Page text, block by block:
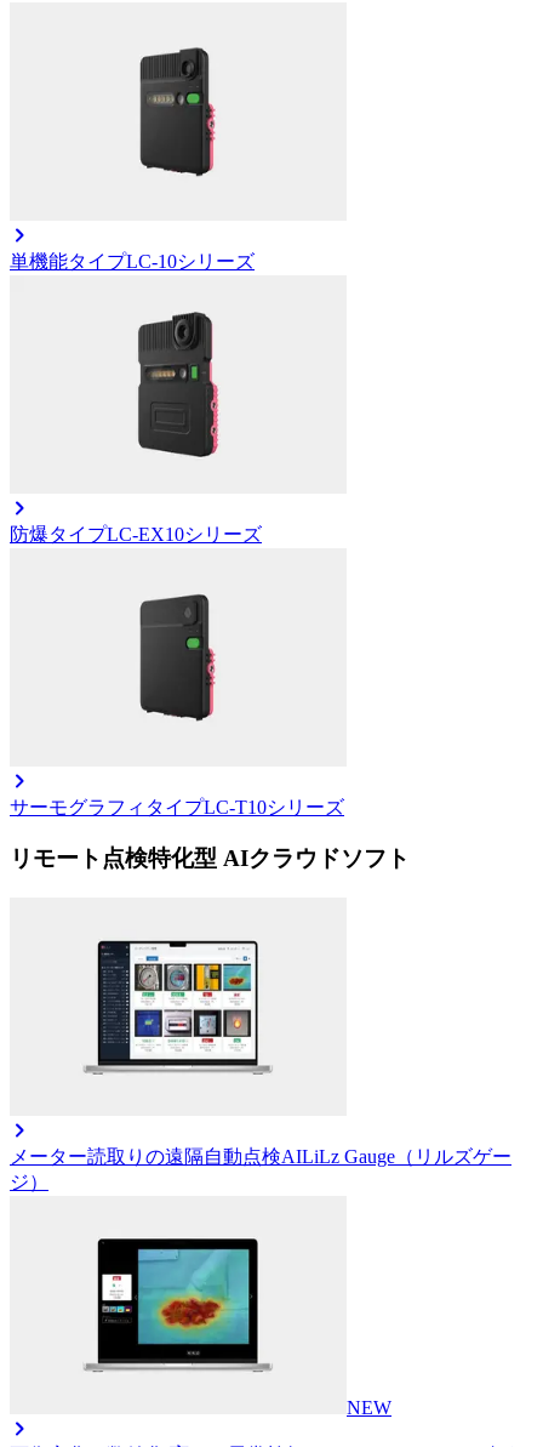
単機能タイプLC-10シリーズ
防爆タイプLC-EX10シリーズ
サーモグラフィタイプLC-T10シリーズ
リモート点検特化型 AIクラウドソフト
メーター読取りの遠隔自動点検AILiLz Gauge（リルズゲー
ジ）
NEW